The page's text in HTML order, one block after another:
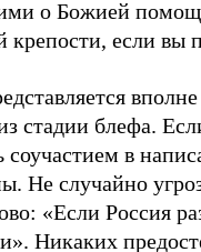
о Божией
крепости, если вы
стадии блефа.
соучастием в
Не случайно
«Если Россия
Никаких